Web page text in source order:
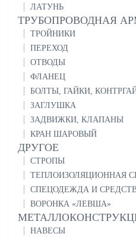
ЛАТУНЬ
ТРУБОПРОВОДНАЯ
ТРОЙНИКИ
ПЕРЕХОД
ОТВОДЫ
ФЛАНЕЦ
БОЛТЫ, ГАЙКИ,
ЗАГЛУШКА
ЗАДВИЖКИ, КЛАПАНЫ
КРАН ШАРОВЫЙ
ДРУГОЕ
СТРОПЫ
ТЕПЛОИЗОЛЯЦИОННАЯ
СПЕЦОДЕЖДА И
ВОРОНКА «ЛЕВША»
НАВЕСЫ